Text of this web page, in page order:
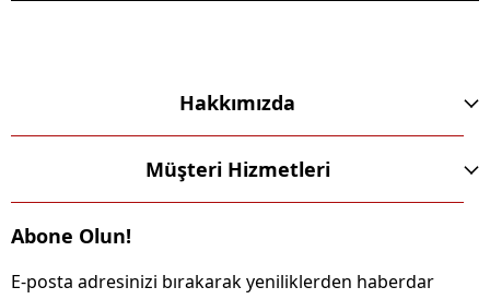
Hakkımızda
Müşteri Hizmetleri
Abone Olun!
E-posta adresinizi bırakarak yeniliklerden haberdar